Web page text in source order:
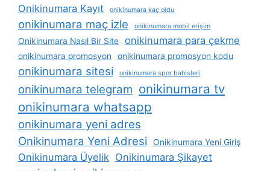
Onikinumara Kayıt onikinumara kaç oldu
onikinumara maç izle onikinumara mobil erişim
Onikinumara Nasıl Bir Site onikinumara para çekme
onikinumara promosyon onikinumara promosyon kodu
onikinumara sitesi onikinumara spor bahisleri
onikinumara telegram onikinumara tv
onikinumara whatsapp
onikinumara yeni adres
Onikinumara Yeni Adresi
Onikinumara Yeni Giriş
Onikinumara Üyelik Onikinumara Şikayet